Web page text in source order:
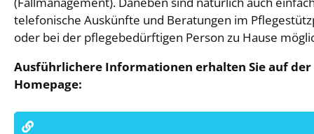
telefonische Auskünfte und Beratungen im
oder bei der pflegebedürftigen Person zu Hause
Ausführlichere Informationen erhalten Sie auf der
Homepage: